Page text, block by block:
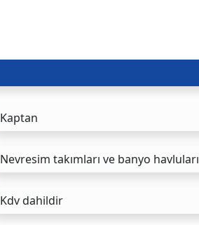
Kaptan
Nevresim takımları ve banyo havluları
Kdv dahildir